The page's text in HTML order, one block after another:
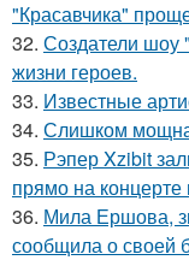
"Красавчика"
32. Создатели шоу
жизни героев.
33. Известные
34. Слишком
35. Рэпер Xzibit
прямо на концерте
36. Мила Ершова,
сообщила о своей